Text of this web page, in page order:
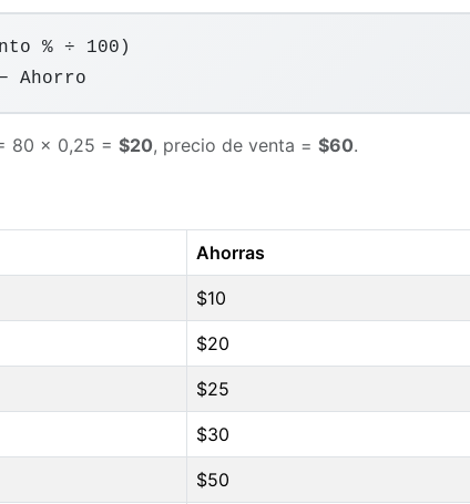
% ÷ 100)
Ahorro
80 × 0,25 = $20, precio de venta = $60.
Ahorras
$10
$20
$25
$30
$50